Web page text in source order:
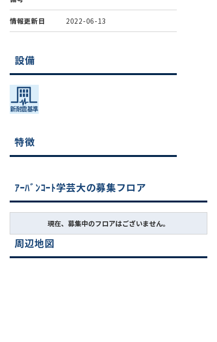
情報更新日 2022-06-13
設備
特徴
ｱｰﾊﾞﾝｺｰﾄ学芸大の募集フロア
現在、募集中のフロアはございません。
周辺地図